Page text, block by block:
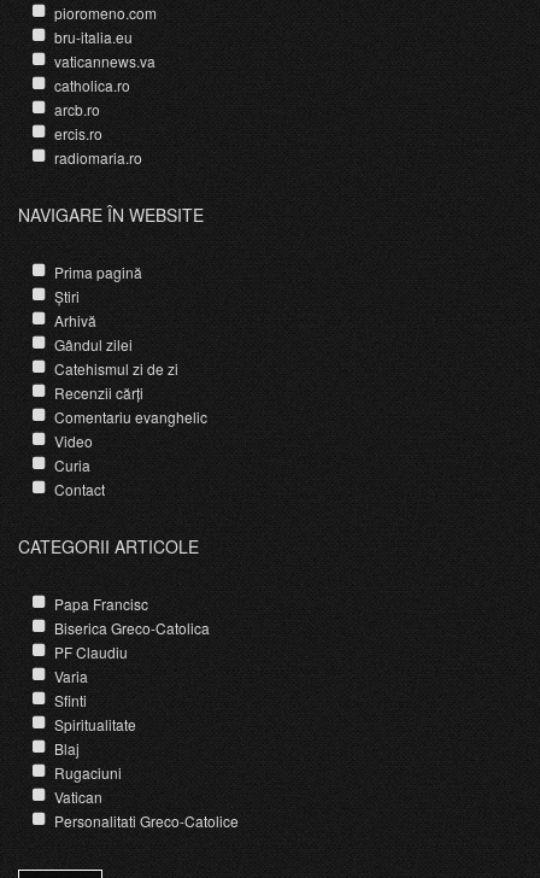
pioromeno.com
bru-italia.eu
vaticannews.va
catholica.ro
arcb.ro
ercis.ro
radiomaria.ro
NAVIGARE ÎN WEBSITE
Prima pagină
Știri
Arhivă
Gândul zilei
Catehismul zi de zi
Recenzii cărți
Comentariu evanghelic
Video
Curia
Contact
CATEGORII ARTICOLE
Papa Francisc
Biserica Greco-Catolica
PF Claudiu
Varia
Sfinti
Spiritualitate
Blaj
Rugaciuni
Vatican
Personalitati Greco-Catolice